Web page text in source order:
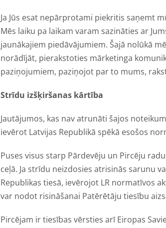
Ja Jūs esat nepārprotami piekritis saņemt
Mēs laiku pa laikam varam sazināties ar
jaunākajiem piedāvājumiem. Šajā nolūkā
norādījāt, pierakstoties mārketinga
paziņojumiem, paziņojot par to mums,
Strīdu izšķiršanas kārtība
Jautājumos, kas nav atrunāti šajos
ievērot Latvijas Republikā spēkā esošos
Puses visus starp Pārdevēju un Pircēju
ceļā. Ja strīdu neizdosies atrisinās sarunu
Republikas tiesā, ievērojot LR normatīvos
var nodot risināšanai Patērētāju tiesību
Pircējam ir tiesības vērsties arī Eiropas